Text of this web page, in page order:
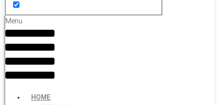
Menu
HOME